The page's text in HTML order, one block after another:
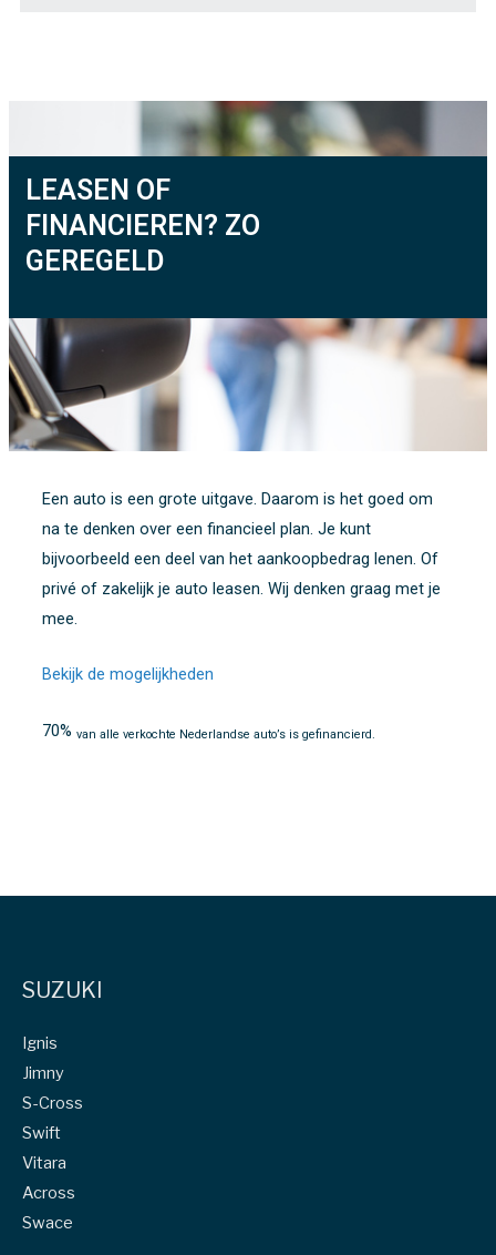
LEASEN OF
FINANCIEREN? ZO
GEREGELD
Een auto is een grote uitgave. Daarom is het goed om
na te denken over een financieel plan. Je kunt
bijvoorbeeld een deel van het aankoopbedrag lenen. Of
privé of zakelijk je auto leasen. Wij denken graag met je
mee.
Bekijk de mogelijkheden
70% van alle verkochte Nederlandse auto’s is gefinancierd.
SUZUKI
Ignis
Jimny
S-Cross
Swift
Vitara
Across
Swace